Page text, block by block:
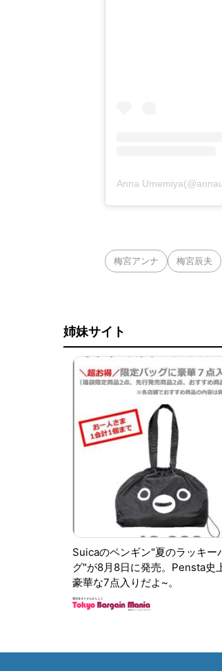
Anna
梅宮アンナ 梅宮辰夫
姉妹サイト
Suicaのペンギン"夏のラッキー
グ"が8月8日に発売。Pensta史
豪華な7点入りだよ~。